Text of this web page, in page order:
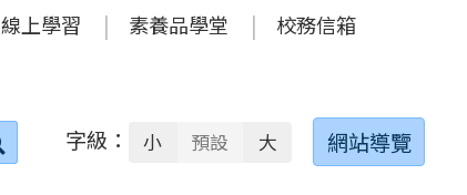
線上學習 素養品學堂 校務信箱
搜
字級： 小 預設 大 網站導覽